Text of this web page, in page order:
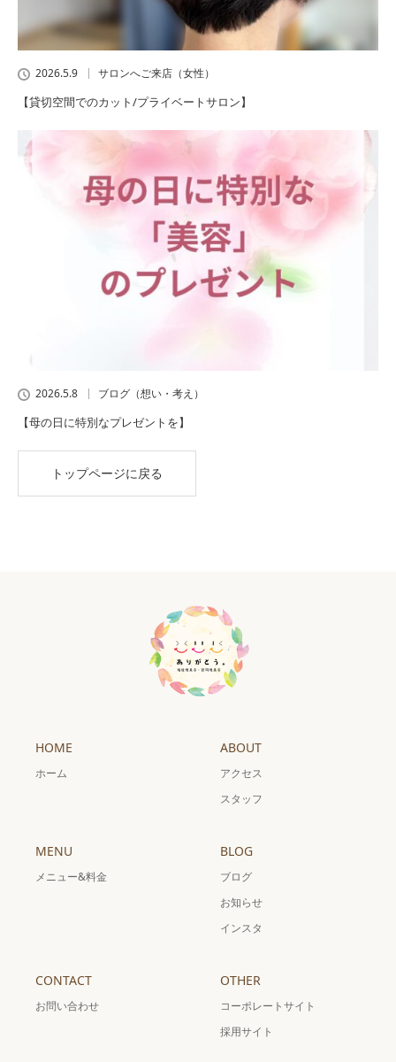
2026.5.9 サロンへご来店（女性）
【貸切空間でのカット/プライベートサロン】
2026.5.8 ブログ（想い・考え）
【母の日に特別なプレゼントを】
トップページに戻る
HOME
ホーム
ABOUT
アクセス
スタッフ
MENU
メニュー&料金
BLOG
ブログ
お知らせ
インスタ
CONTACT
お問い合わせ
OTHER
コーポレートサイト
採用サイト